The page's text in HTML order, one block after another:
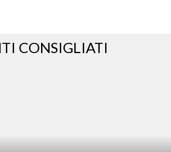
CONSIGLIATI